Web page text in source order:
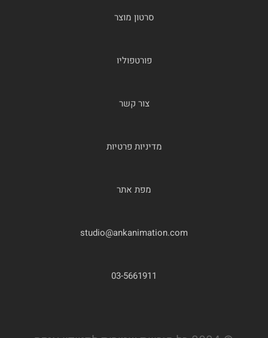
סרטון מוצר
פורטפוליו
צור קשר
מדיניות פרטיות
מפת אתר
studio@ankanimation.com
03-5661911